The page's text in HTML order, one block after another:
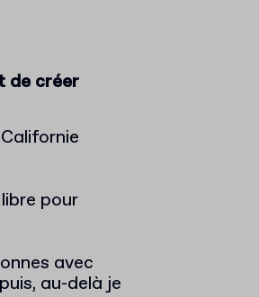
de créer
pour
avec
au-delà je